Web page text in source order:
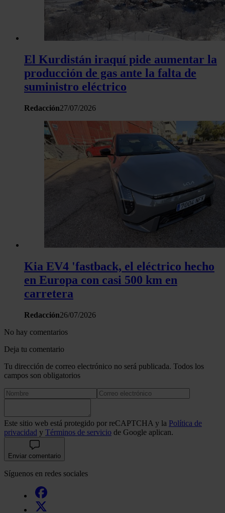
El Kurdistán iraquí pide aumentar la
producción de gas ante la falta de
suministro eléctrico
Redacción27/07/2026
Kia EV4 'fastback, el eléctrico hecho
en Europa con casi 500 km en
carretera
Redacción26/07/2026
No hay comentarios
Deja tu comentario
Tu dirección de correo electrónico no será publicada. Todos los
campos son obligatorios
Este sitio web está protegido por reCAPTCHA y la Política de
privacidad y Términos de servicio de Google aplican.
Enviar comentario
Síguenos en redes sociales